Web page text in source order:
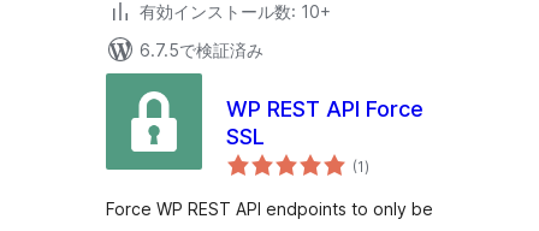
有効インストール数: 10+
6.7.5で検証済み
WP REST API Force
SSL
(1個
の
価
)
Force WP REST API endpoints to only be